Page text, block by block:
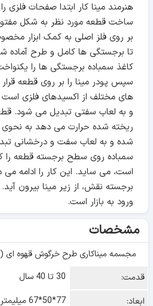
هنرمند مینا کار ابتدا صفحات فلزی
ساخت قطعه مورد نظر به شکل
بر روی فلز اصلی به کمک ابزار
تا برجستگی ها کامل و طرح
کاغذ سمباده برجستگی ها را
سپس پودر مینا را بر روی قطعه
های مختلف از اکسیدهای فلزی
و به لعاب سفتی تبدیل می شود.
ریخته شده حرارت می دهد به نحوی
شده و به لعاب سفت و درخشانی
سمباده روی سطح برجسته قطعه را
است، می ساید. این کار را ادامه
برجسته نقش، از زیر مینا بیرون
ورود به بازار است.
مشخصات
مجسمه میناکاری طرح خرگوش قهوه ای
قدمت:
30 تا 40 سال
ابعاد:
77*50*67 میلیمتر